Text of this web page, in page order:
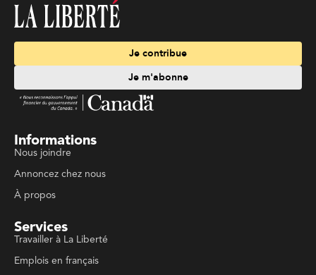
Je contribue
Je m'abonne
Informations
Nous joindre
Annoncez chez nous
À propos
Services
Travailler à La Liberté
Emplois en français